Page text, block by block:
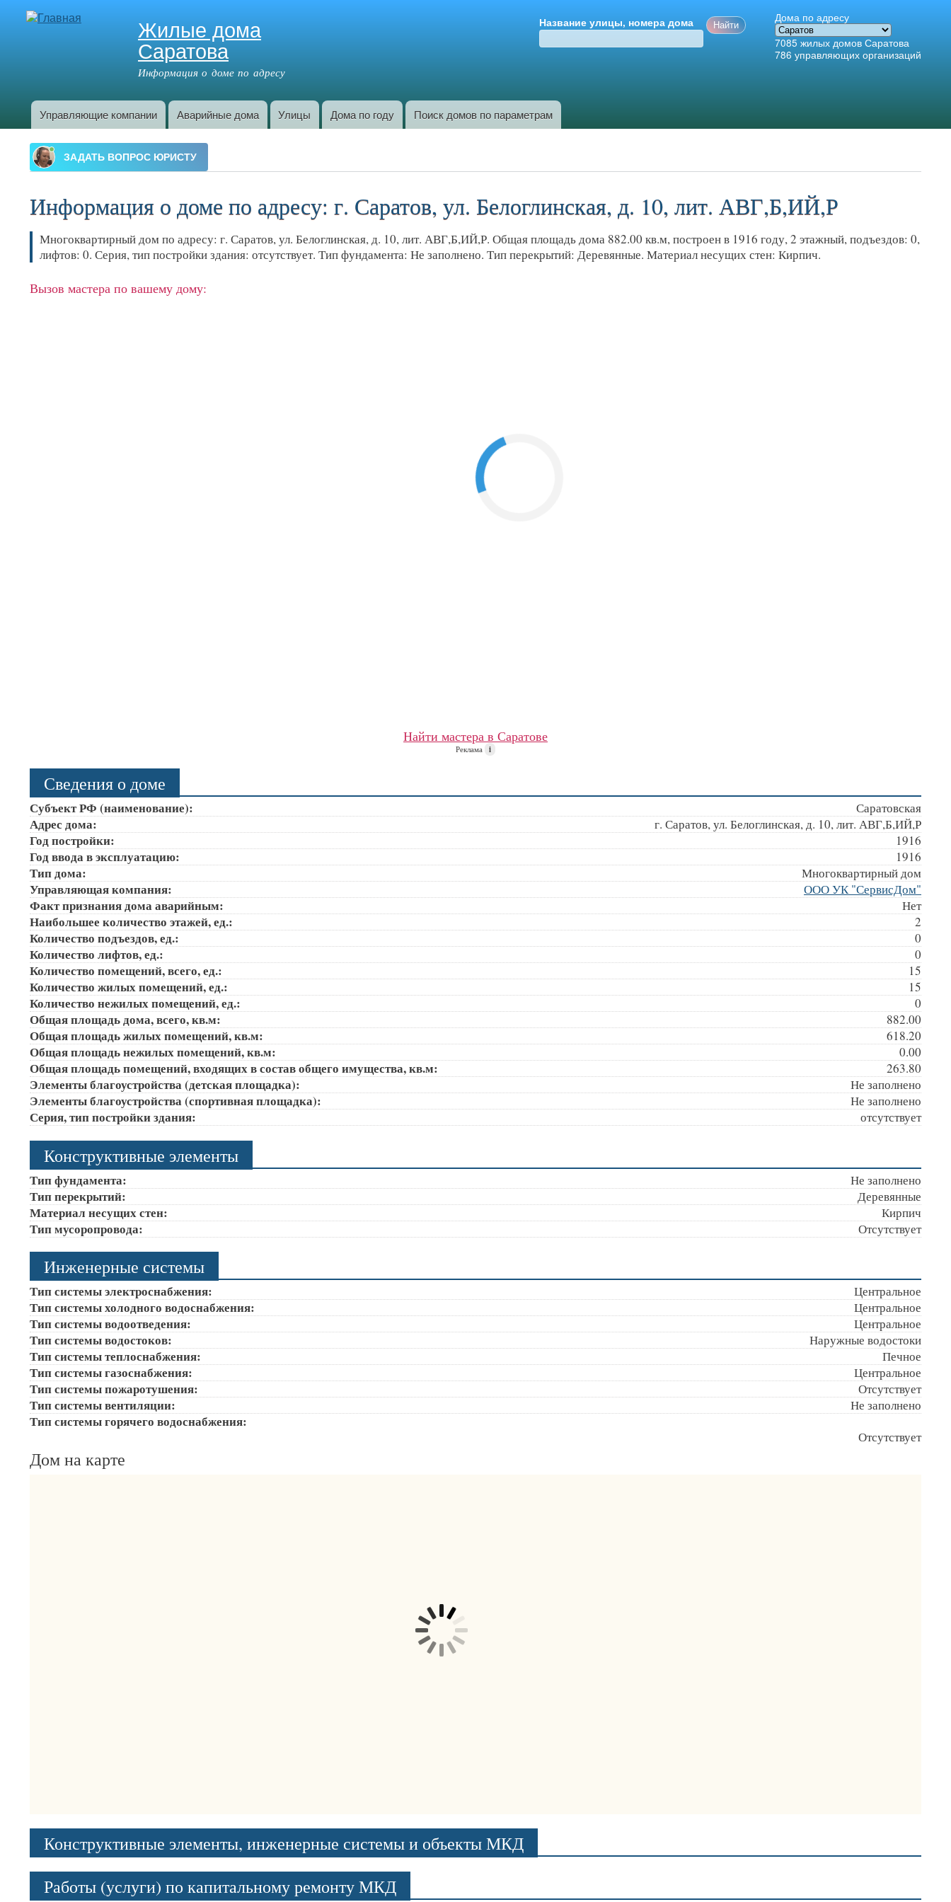
Жилые дома
Саратова
Информация о доме по адресу
Название улицы, номера дома
Дома по адресу
7085 жилых домов Саратова
786 управляющих организаций
Главное меню
Управляющие компании Аварийные дома Улицы Дома по году Поиск домов по параметрам
Информация о доме по адресу: г. Саратов, ул. Белоглинская, д. 10, лит. АВГ,Б,ИЙ,Р
Многоквартирный дом по адресу: г. Саратов, ул. Белоглинская, д. 10, лит. АВГ,Б,ИЙ,Р. Общая площадь дома 882.00 кв.м, построен в 1916 году, 2 этажный, подъездов: 0,
лифтов: 0. Серия, тип постройки здания: отсутствует. Тип фундамента: Не заполнено. Тип перекрытий: Деревянные. Материал несущих стен: Кирпич.
Вызов мастера по вашему дому:
Найти мастера в Саратове
Реклама i
Сведения о доме
Субъект РФ (наименование): Саратовская
Адрес дома: г. Саратов, ул. Белоглинская, д. 10, лит. АВГ,Б,ИЙ,Р
Год постройки: 1916
Год ввода в эксплуатацию: 1916
Тип дома: Многоквартирный дом
Управляющая компания: ООО УК "СервисДом"
Факт признания дома аварийным: Нет
Наибольшее количество этажей, ед.: 2
Количество подъездов, ед.: 0
Количество лифтов, ед.: 0
Количество помещений, всего, ед.: 15
Количество жилых помещений, ед.: 15
Количество нежилых помещений, ед.: 0
Общая площадь дома, всего, кв.м: 882.00
Общая площадь жилых помещений, кв.м: 618.20
Общая площадь нежилых помещений, кв.м: 0.00
Общая площадь помещений, входящих в состав общего имущества, кв.м: 263.80
Элементы благоустройства (детская площадка): Не заполнено
Элементы благоустройства (спортивная площадка): Не заполнено
Серия, тип постройки здания: отсутствует
Конструктивные элементы
Тип фундамента: Не заполнено
Тип перекрытий: Деревянные
Материал несущих стен: Кирпич
Тип мусоропровода: Отсутствует
Инженерные системы
Тип системы электроснабжения: Центральное
Тип системы холодного водоснабжения: Центральное
Тип системы водоотведения: Центральное
Тип системы водостоков: Наружные водостоки
Тип системы теплоснабжения: Печное
Тип системы газоснабжения: Центральное
Тип системы пожаротушения: Отсутствует
Тип системы вентиляции: Не заполнено
Тип системы горячего водоснабжения:
Отсутствует
Дом на карте
Конструктивные элементы, инженерные системы и объекты МКД
Работы (услуги) по капитальному ремонту МКД